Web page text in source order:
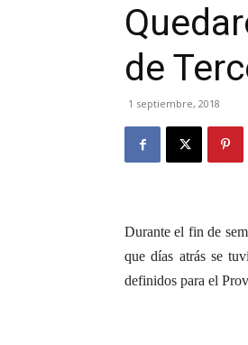
de
1 septiembre, 2018
Durante el fin de
que días atrás se
definidos para el